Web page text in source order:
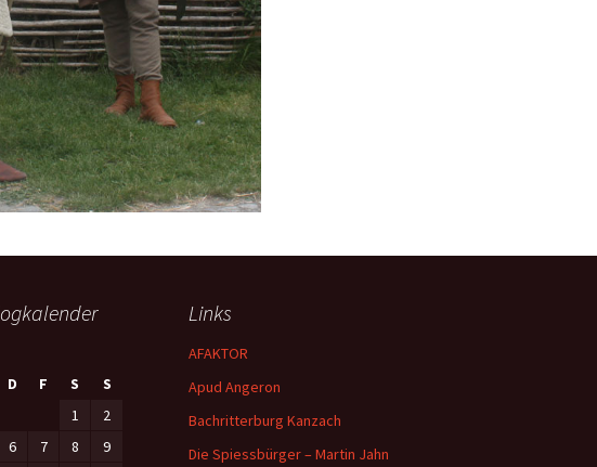
D F S
S
1
2
6 7 8
9
Links
AFAKTOR
Apud Angeron
Bachritterburg Kanzach
Die Spiessbürger – Martin Jahn